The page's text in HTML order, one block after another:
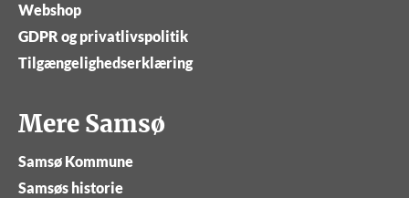
Webshop
GDPR og privatlivspolitik
Tilgængelighedserklæring
Mere Samsø
Samsø Kommune
Samsøs historie